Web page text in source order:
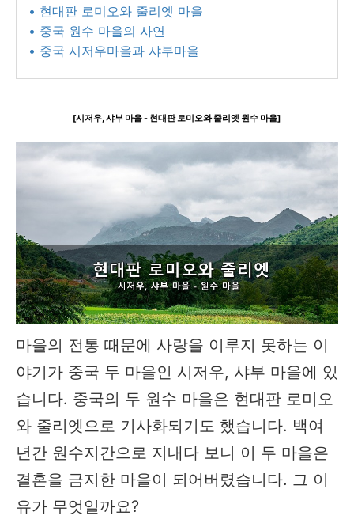
• 현대판 로미오와 줄리엣 마을
• 중국 원수 마을의 사연
• 중국 시저우마을과 샤부마을
[시저우, 샤부 마을 - 현대판 로미오와 줄리엣 원수 마을]
마을의 전통 때문에 사랑을 이루지 못하는 이
야기가 중국 두 마을인 시저우, 샤부 마을에 있
습니다. 중국의 두 원수 마을은 현대판 로미오
와 줄리엣으로 기사화되기도 했습니다. 백여
년간 원수지간으로 지내다 보니 이 두 마을은
결혼을 금지한 마을이 되어버렸습니다. 그 이
유가 무엇일까요?